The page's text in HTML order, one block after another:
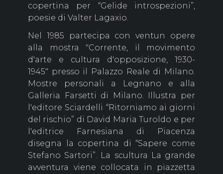
copertina per “Gelide introspezioni”,
poesie di Valter Lagaxio.
Nel 1985 partecipa con ventun opere
alla mostra "Corrente, il movimento
d'arte e cultura d'opposizione, 1930-
1945" presso il Palazzo Reale di Milano.
Mostre personali a Legnano e alla
Galleria Farsetti di Milano. Illustra per
l'editore Sciardelli “Ritorniamo ai giorni
del rischio” di David Maria Turoldo e per
l'editrice Farnesiana di Piacenza
disegna la copertina di “Sapere come
Stefano Sartori”. La scultura La grande
avventura viene collocata in piazzetta